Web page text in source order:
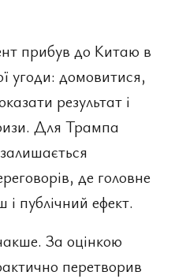
прибув до Китаю в
угоди: домовитися,
результат і
Для Трампа
де головне
публічний ефект.
За оцінкою
перетворив